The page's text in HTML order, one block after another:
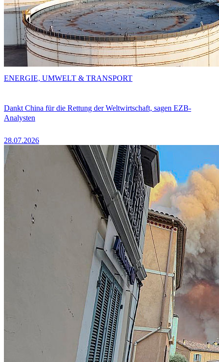
Dankt China für die Rettung der Weltwirtschaft, sagen EZB-
Analysten
28.07.2026
ENERGIE, UMWELT & TRANSPORT